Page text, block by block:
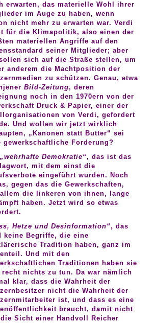
erwarten, das materielle Wohl ihrer
im Auge zu haben, wenn
nicht mehr zu erwarten war. Verdi
für die Klimapolitik, also einen der
materiellen Angriffe auf den
seiner Mitglieder; aber
sich auf die Straße stellen, um
anderem die Machtposition der
zu schützen. Genau, etwa
Bild-Zeitung, deren
noch in den 1970ern von der
Druck & Papier, einer der
von Verdi, gefordert
Und wollen wir jetzt wirklich
„Kanonen statt Butter“ sei
gewerkschaftliche Forderung?
„wehrhafte Demokratie“, das ist das
mit dem einst die
eingeführt wurden. Noch
gegen das die Gewerkschaften,
die linkeren von ihnen, lange
haben. Jetzt wird so etwas
Hetze und Desinformation“, das
keine Begriffe, die eine
Tradition haben, ganz im
Und mit den
Traditionen haben sie
recht nichts zu tun. Da war nämlich
klar, dass die Wahrheit der
nicht die Wahrheit der
ist, und dass es eine
braucht, damit nicht
Sicht einer Handvoll Reicher